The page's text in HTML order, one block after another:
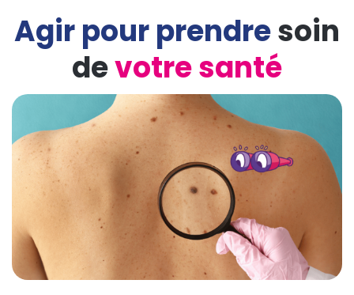
Agir pour prendresoin
devotre santé